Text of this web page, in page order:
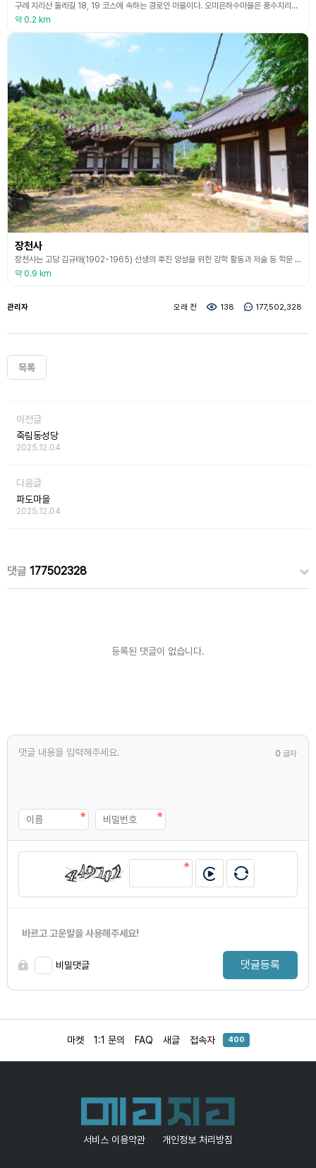
구례 지리산 둘레길 18, 19 코스에 속하는 경로인 마을이다. 오미은하수마을은 풍수지리에서 말하는 배산임수의 마을로 기름진 들판이 펼쳐져 있고 섬진강이 서쪽에서 동쪽으로 흐르며 뒤에는 노고단에서 흘러내린 형제봉 능선과 왕시루봉 능선이 좌우로 펼쳐진다. 지리산 둘레길 마을 중 가장 많은 문화재를 보유하고 있으며 한옥 17호, 40여 채의 고택이 모여 마을을 이루고 민박을 운영하고 있다. 인근에 구례 3대 전통 가옥인 운조루, 쌍산재, 곡전재가 있고 그
약 0.2 km
장천사
장천사는 고당 김규태(1902-1965) 선생의 후진 양성을 위한 강학 활동과 저술 등 학문 연구의 도장으로 알려진 곳으로 지어졌지만 지금은 그를 추모하는 사당이다. 고당은 한훤당 김굉필의 13대손으로 1927년경에 율계 정기선생을 따라 구례로 옮겼는데, 이때 30여 명이 함께 이거해 협천촌으로 불렸다고 한다. 고당은 전라도 일대의 명필가로 경남 일원의 모베명 글씨와 누각과 현판을 장식할 정도로 유명하였다. 율계 선생의 뜻에 따라 이곳에 용암재를 짓고
약 0.9 km
관리자 오래 전 138 177,502,328
목록
이전글
죽림동성당
2025.12.04
다음글
파도마을
2025.12.04
댓글 177502328
등록된 댓글이 없습니다.
0 글자
바르고 고운말을 사용해주세요!
비밀댓글 댓글등록
마켓 1:1 문의 FAQ 새글 접속자 400
서비스 이용약관 개인정보 처리방침